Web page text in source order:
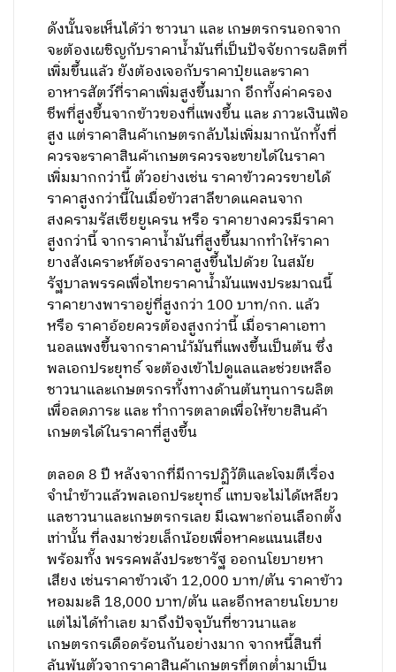
ดังนั้นจะเห็นได้ว่า ชาวนา และ เกษตรกรนอกจาก
จะต้องเผชิญกับราคาน้ำมันที่เป็นปัจจัยการผลิตที่
เพิ่มขึ้นแล้ว ยังต้องเจอกับราคาปุ๋ยและราคา
อาหารสัตว์ที่ราคาเพิ่มสูงขึ้นมาก อีกทั้งค่าครอง
ชีพที่สูงขึ้นจากข้าวของที่แพงขึ้น และ ภาวะเงินเฟ้อ
สูง แต่ราคาสินค้าเกษตรกลับไม่เพิ่มมากนักทั้งที่
ควรจะราคาสินค้าเกษตรควรจะขายได้ในราคา
เพิ่มมากกว่านี้ ตัวอย่างเช่น ราคาข้าวควรขายได้
ราคาสูงกว่านี้ในเมื่อข้าวสาลีขาดแคลนจาก
สงครามรัสเซียยูเครน หรือ ราคายางควรมีราคา
สูงกว่านี้ จากราคาน้ำมันที่สูงขึ้นมากทำให้ราคา
ยางสังเคราะห์ต้องราคาสูงขึ้นไปด้วย ในสมัย
รัฐบาลพรรคเพื่อไทยราคาน้ำมันแพงประมาณนี้
ราคายางพาราอยู่ที่สูงกว่า 100 บาท/กก. แล้ว
หรือ ราคาอ้อยควรต้องสูงกว่านี้ เมื่อราคาเอทา
นอลแพงขึ้นจากราคานำ้มันที่แพงขึ้นเป็นต้น ซึ่ง
พลเอกประยุทธ์ จะต้องเข้าไปดูแลและช่วยเหลือ
ชาวนาและเกษตรกรทั้งทางด้านต้นทุนการผลิต
เพื่อลดภาระ และ ทำการตลาดเพื่อให้ขายสินค้า
เกษตรได้ในราคาที่สูงขึ้น
ตลอด 8 ปี หลังจากที่มีการปฏิวัติและโจมตีเรื่อง
จำนำข้าวแล้วพลเอกประยุทธ์ แทบจะไม่ได้เหลียว
แลชาวนาและเกษตรกรเลย มีเฉพาะก่อนเลือกตั้ง
เท่านั้น ที่ลงมาช่วยเล็กน้อยเพื่อหาคะแนนเสียง
พร้อมทั้ง พรรคพลังประชารัฐ ออกนโยบายหา
เสียง เช่นราคาข้าวเจ้า 12,000 บาท/ตัน ราคาข้าว
หอมมะลิ 18,000 บาท/ตัน และอีกหลายนโยบาย
แต่ไม่ได้ทำเลย มาถึงปัจจุบันที่ชาวนาและ
เกษตรกรเดือดร้อนกันอย่างมาก จากหนี้สินที่
ล้นพ้นตัวจากราคาสินค้าเกษตรที่ตกต่ำมาเป็น